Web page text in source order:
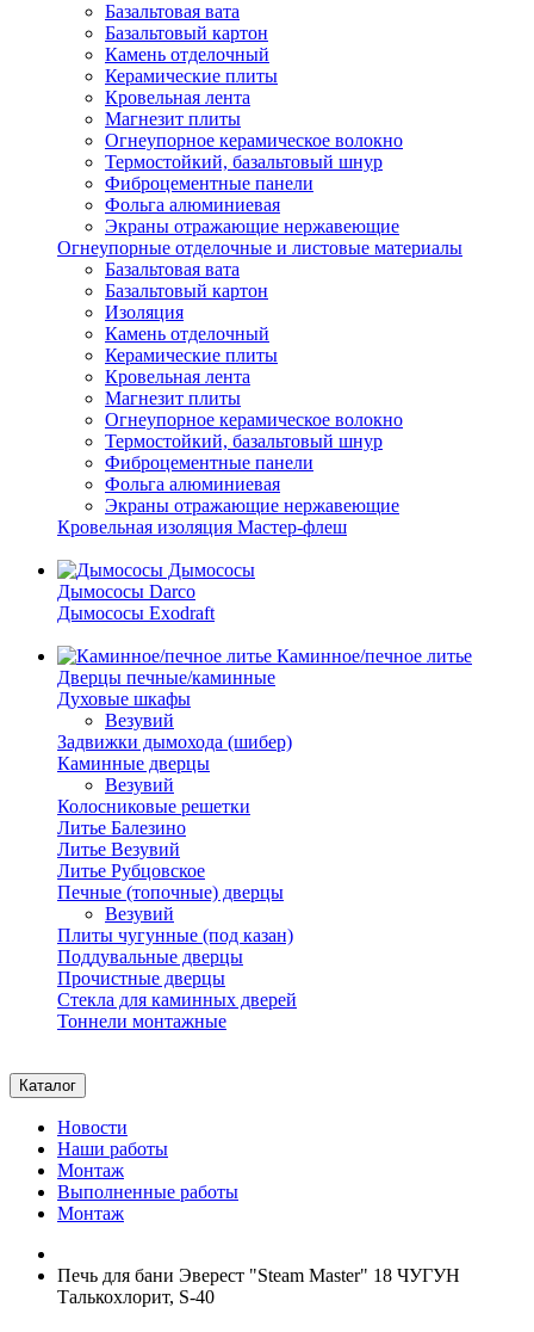
Базальтовая вата
Базальтовый картон
Камень отделочный
Керамические плиты
Кровельная лента
Магнезит плиты
Огнеупорное керамическое волокно
Термостойкий, базальтовый шнур
Фиброцементные панели
Фольга алюминиевая
Экраны отражающие нержавеющие
Огнеупорные отделочные и листовые материалы
Базальтовая вата
Базальтовый картон
Изоляция
Камень отделочный
Керамические плиты
Кровельная лента
Магнезит плиты
Огнеупорное керамическое волокно
Термостойкий, базальтовый шнур
Фиброцементные панели
Фольга алюминиевая
Экраны отражающие нержавеющие
Кровельная изоляция Мастер-флеш
Дымососы
Дымососы Darco
Дымососы Exodraft
Каминное/печное литье
Дверцы печные/каминные
Духовые шкафы
Везувий
Задвижки дымохода (шибер)
Каминные дверцы
Везувий
Колосниковые решетки
Литье Балезино
Литье Везувий
Литье Рубцовское
Печные (топочные) дверцы
Везувий
Плиты чугунные (под казан)
Поддувальные дверцы
Прочистные дверцы
Стекла для каминных дверей
Тоннели монтажные
Каталог
Новости
Наши работы
Монтаж
Выполненные работы
Монтаж
Печь для бани Эверест "Steam Master" 18 ЧУГУН
Талькохлорит, S-40